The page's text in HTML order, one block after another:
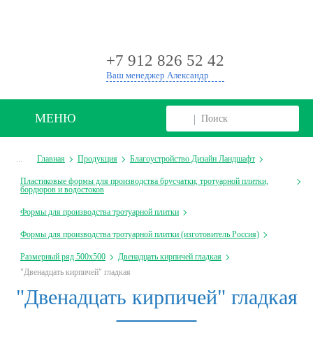
+7 912 826 52 42
Ваш менеджер Александр
МЕНЮ
... Главная Продукция Благоустройство Дизайн Ландшафт
Пластиковые формы для производства брусчатки, тротуарной плитки,
бордюров и водостоков
Формы для производства тротуарной плитки
Формы для производства тротуарной плитки (изготовитель Россия)
Размерный ряд 500х500
Двенадцать кирпичей гладкая
"Двенадцать кирпичей" гладкая
"Двенадцать кирпичей" гладкая